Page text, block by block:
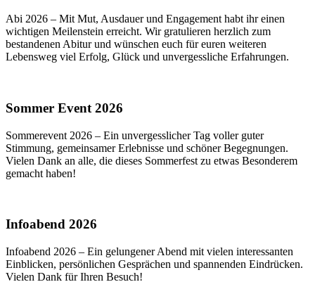
Abi 2026 – Mit Mut, Ausdauer und Engagement habt ihr einen
wichtigen Meilenstein erreicht. Wir gratulieren herzlich zum
bestandenen Abitur und wünschen euch für euren weiteren
Lebensweg viel Erfolg, Glück und unvergessliche Erfahrungen.
Sommer Event 2026
Sommerevent 2026 – Ein unvergesslicher Tag voller guter
Stimmung, gemeinsamer Erlebnisse und schöner Begegnungen.
Vielen Dank an alle, die dieses Sommerfest zu etwas Besonderem
gemacht haben!
Infoabend 2026
Infoabend 2026 – Ein gelungener Abend mit vielen interessanten
Einblicken, persönlichen Gesprächen und spannenden Eindrücken.
Vielen Dank für Ihren Besuch!